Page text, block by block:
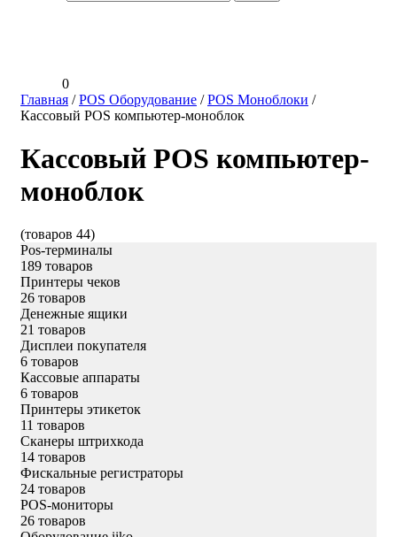
0
Главная /POS Оборудование /POS Моноблоки /
Кассовый POS компьютер-моноблок
Кассовый POS компьютер-
моноблок
(товаров 44)
Pos-терминалы
189 товаров
Принтеры чеков
26 товаров
Денежные ящики
21 товаров
Дисплеи покупателя
6 товаров
Кассовые аппараты
6 товаров
Принтеры этикеток
11 товаров
Сканеры штрихкода
14 товаров
Фискальные регистраторы
24 товаров
POS-мониторы
26 товаров